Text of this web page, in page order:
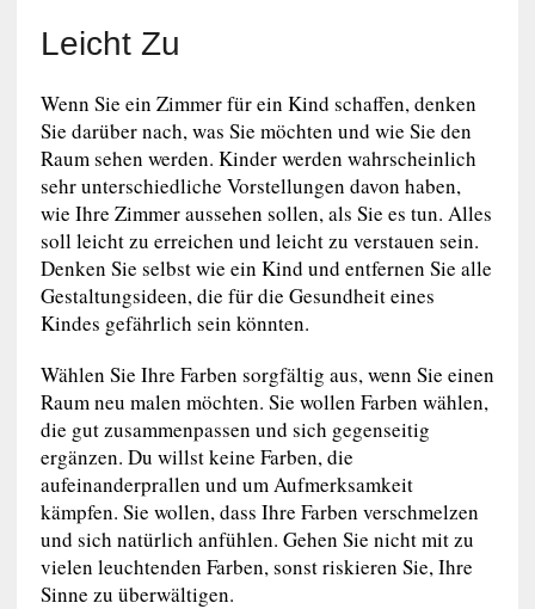
Leicht Zu
Wenn Sie ein Zimmer für ein Kind schaffen, denken
Sie darüber nach, was Sie möchten und wie Sie den
Raum sehen werden. Kinder werden wahrscheinlich
sehr unterschiedliche Vorstellungen davon haben,
wie Ihre Zimmer aussehen sollen, als Sie es tun. Alles
soll leicht zu erreichen und leicht zu verstauen sein.
Denken Sie selbst wie ein Kind und entfernen Sie alle
Gestaltungsideen, die für die Gesundheit eines
Kindes gefährlich sein könnten.
Wählen Sie Ihre Farben sorgfältig aus, wenn Sie einen
Raum neu malen möchten. Sie wollen Farben wählen,
die gut zusammenpassen und sich gegenseitig
ergänzen. Du willst keine Farben, die
aufeinanderprallen und um Aufmerksamkeit
kämpfen. Sie wollen, dass Ihre Farben verschmelzen
und sich natürlich anfühlen. Gehen Sie nicht mit zu
vielen leuchtenden Farben, sonst riskieren Sie, Ihre
Sinne zu überwältigen.